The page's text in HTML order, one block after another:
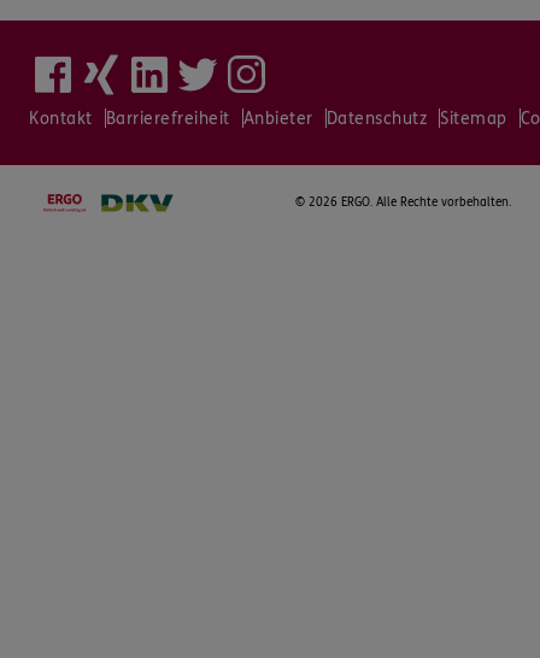
Kontakt Barrierefreiheit Anbieter Datenschutz Sitemap
© 2026 ERGO. Alle Rechte vorbehalten.